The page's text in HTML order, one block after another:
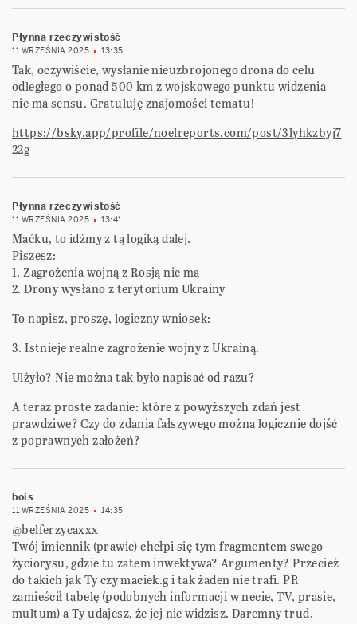
Płynna rzeczywistość
11 WRZEŚNIA 2025 13:35
Tak, oczywiście, wysłanie nieuzbrojonego drona do celu
odległego o ponad 500 km z wojskowego punktu widzenia
nie ma sensu. Gratuluję znajomości tematu!
https://bsky.app/profile/noelreports.com/post/3lyhkzbyj7
22g
Płynna rzeczywistość
11 WRZEŚNIA 2025 13:41
Maćku, to idźmy z tą logiką dalej.
Piszesz:
1. Zagrożenia wojną z Rosją nie ma
2. Drony wysłano z terytorium Ukrainy
To napisz, proszę, logiczny wniosek:
3. Istnieje realne zagrożenie wojny z Ukrainą.
Ulżyło? Nie można tak było napisać od razu?
A teraz proste zadanie: które z powyższych zdań jest
prawdziwe? Czy do zdania fałszywego można logicznie dojść
z poprawnych założeń?
bois
11 WRZEŚNIA 2025 14:35
@belferzycaxxx
Twój imiennik (prawie) chełpi się tym fragmentem swego
życiorysu, gdzie tu zatem inwektywa? Argumenty? Przecież
do takich jak Ty czy maciek.g i tak żaden nie trafi. PR
zamieścił tabelę (podobnych informacji w necie, TV, prasie,
multum) a Ty udajesz, że jej nie widzisz. Daremny trud.